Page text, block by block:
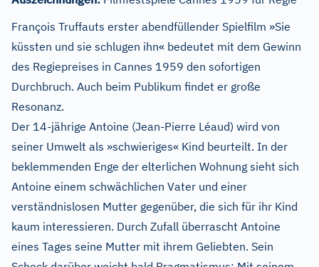
François Truffauts erster abendfüllender Spielfilm »Sie
küssten und sie schlugen ihn« bedeutet mit dem Gewinn
des Regiepreises in Cannes 1959 den sofortigen
Durchbruch. Auch beim Publikum findet er große
Resonanz.
Der 14-jährige Antoine (Jean-Pierre Léaud) wird von
seiner Umwelt als »schwieriges« Kind beurteilt. In der
beklemmenden Enge der elterlichen Wohnung sieht sich
Antoine einem schwächlichen Vater und einer
verständnislosen Mutter gegenüber, die sich für ihr Kind
kaum interessieren. Durch Zufall überrascht Antoine
eines Tages seine Mutter mit ihrem Geliebten. Sein